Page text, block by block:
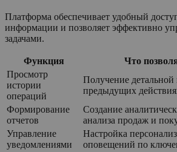
Платформа обеспечивает удобный
информации и позволяет эффективно
задачами.
Функция
Что
Просмотр
истории
операций
Получение
предыдущих
Формирование
отчетов
Создание
анализа продаж и
Управление
уведомлениями
Настройка
оповещений по